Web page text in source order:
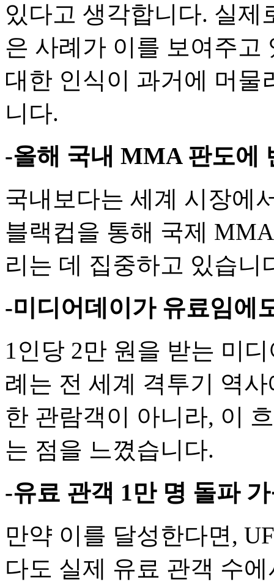
있다고 생각합니다. 실제
은 사례가 이를 보여주
대한 인식이 과거에 머물
니다.
-올해 국내 MMA 판도에
국내보다는 세계 시장에
블랙컵을 통해 국제
리는 데 집중하고 있습니
-미디어데이가 유료임에
1인당 2만 원을 받는 미
례는 전 세계 격투기 역
한 관람객이 아니라, 이
는 점을 느꼈습니다.
-유료 관객 1만 명 돌파
만약 이를 달성한다면,
다도 실제 유료 관객 수